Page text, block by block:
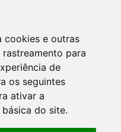
cookies e outras
para
de
os seguintes
ativar a
do site.